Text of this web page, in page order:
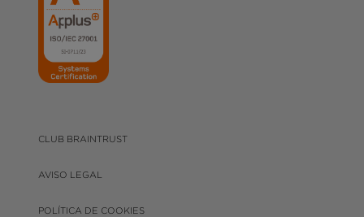
CLUB BRAINTRUST
AVISO LEGAL
POLÍTICA DE COOKIES